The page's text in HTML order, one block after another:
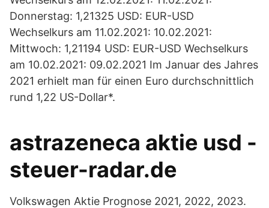
Donnerstag: 1,21325 USD: EUR-USD
Wechselkurs am 11.02.2021: 10.02.2021:
Mittwoch: 1,21194 USD: EUR-USD Wechselkurs
am 10.02.2021: 09.02.2021 Im Januar des Jahres
2021 erhielt man für einen Euro durchschnittlich
rund 1,22 US-Dollar*.
astrazeneca aktie usd -
steuer-radar.de
Volkswagen Aktie Prognose 2021, 2022, 2023.